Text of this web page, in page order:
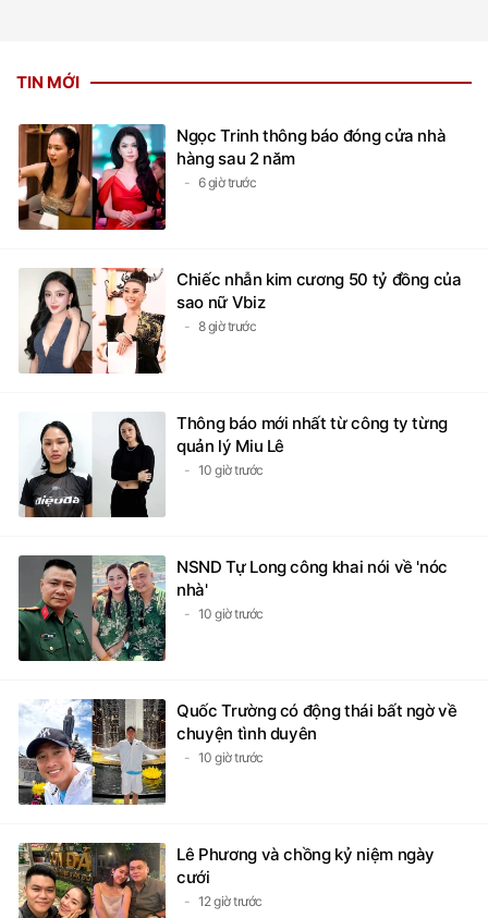
TIN MỚI
Ngọc Trinh thông báo đóng cửa nhà
hàng sau 2 năm
6 giờ trước
Chiếc nhẫn kim cương 50 tỷ đồng của
sao nữ Vbiz
8 giờ trước
Thông báo mới nhất từ công ty từng
quản lý Miu Lê
10 giờ trước
NSND Tự Long công khai nói về 'nóc
nhà'
10 giờ trước
Quốc Trường có động thái bất ngờ về
chuyện tình duyên
10 giờ trước
Lê Phương và chồng kỷ niệm ngày
cưới
12 giờ trước